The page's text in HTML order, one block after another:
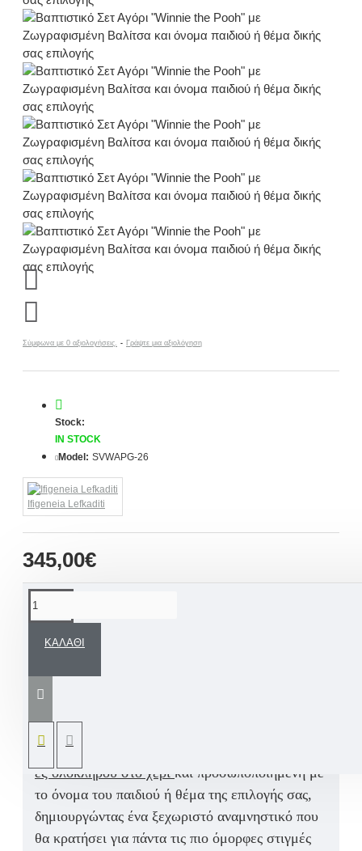
Σύμφωνα με 0 αξιολογήσεις. - Γράψτε μια αξιολόγηση
345,00€
Stock:
IN STOCK
Model: SVWAPG-26
Ifigeneia Lefkaditi
ΚΑΛΆΘΙ
Γουίνι το Αρκουδάκι με την αγαπημένη του
βάπτισης με εντυπωσιακή
εξ ολοκλήρου στο χέρι και προσωποποιημένη με
το όνομα του παιδιού ή θέμα της επιλογής σας,
δημιουργώντας ένα ξεχωριστό αναμνηστικό που
θα κρατήσει για πάντα τις πιο όμορφες στιγμές